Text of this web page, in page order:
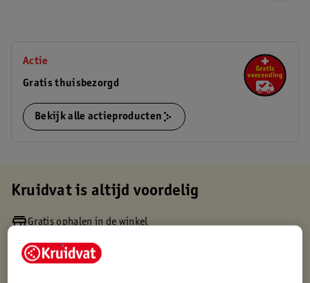
Actie
Gratis thuisbezorgd
Bekijk alle actieproducten
Kruidvat is altijd voordelig
Gratis ophalen in de winkel
Gratis thuisbezorgd vanaf 50.00